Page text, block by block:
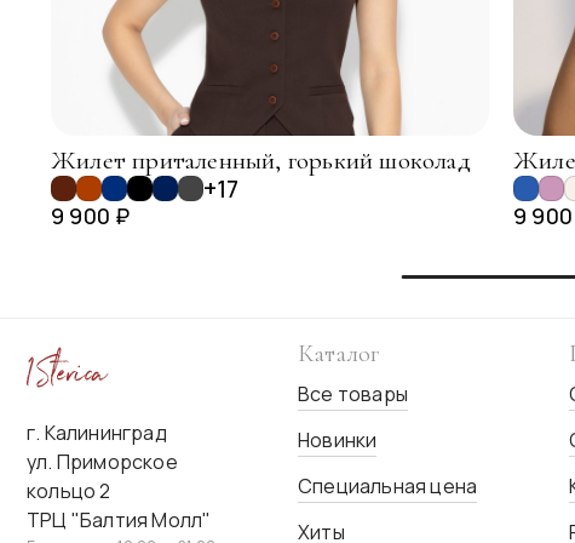
Жилет приталенный, горький шоколад
+17
9 900 ₽ 9
г. Калининград
ул. Приморское
кольцо 2
ТРЦ "Балтия Молл"
Каталог
Все товары
Новинки
Специальная цена
Хиты